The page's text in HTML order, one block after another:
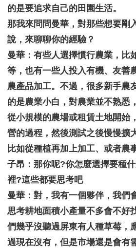
的是要追求自己的田園生活。
那我來問問曼華，對那些想要剛
說，來聊聊你的經驗？
曼華：有些人選擇慣行農業，比
等，也有一些人投入有機、友善
農產品加工。不過，很多新手農
的是農業小白，對農業並不熟悉
從小規模的農場或租賃土地開始
營的過程，然後測試之後慢慢擴
比如從種植再加上加工、或者農
子昂：那你呢?你怎麼選擇要種
裡?這些都要思考吧
曼華：對，我有一個夥伴，我們
思考耕地面積小產量不多會不好
們幾乎沒聽過屏東有人種草莓，
過現在沒有，但是市場還是會有